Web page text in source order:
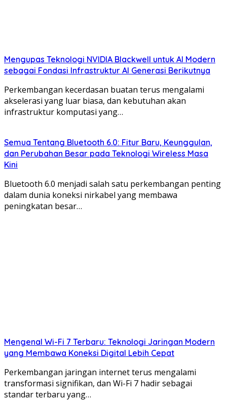
Mengupas Teknologi NVIDIA Blackwell untuk AI Modern
sebagai Fondasi Infrastruktur AI Generasi Berikutnya
Perkembangan kecerdasan buatan terus mengalami
akselerasi yang luar biasa, dan kebutuhan akan
infrastruktur komputasi yang…
Semua Tentang Bluetooth 6.0: Fitur Baru, Keunggulan,
dan Perubahan Besar pada Teknologi Wireless Masa
Kini
Bluetooth 6.0 menjadi salah satu perkembangan penting
dalam dunia koneksi nirkabel yang membawa
peningkatan besar…
Mengenal Wi-Fi 7 Terbaru: Teknologi Jaringan Modern
yang Membawa Koneksi Digital Lebih Cepat
Perkembangan jaringan internet terus mengalami
transformasi signifikan, dan Wi-Fi 7 hadir sebagai
standar terbaru yang…